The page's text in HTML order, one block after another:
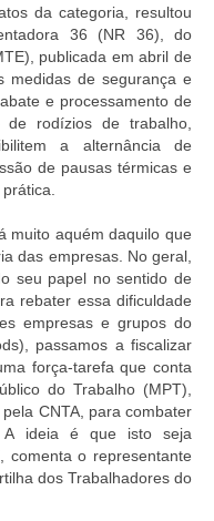
da categoria, resultou
36 (NR 36), do
publicada em abril de
medidas de segurança e
e processamento de
rodízios de trabalho,
a alternância de
de pausas térmicas e
muito aquém daquilo que
das empresas. No geral,
seu papel no sentido de
rebater essa dificuldade
empresas e grupos do
passamos a fiscalizar
força-tarefa que conta
do Trabalho (MPT),
CNTA, para combater
A ideia é que isto seja
comenta o representante
dos Trabalhadores do